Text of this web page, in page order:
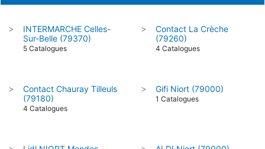
>
INTERMARCHE Celles-
Sur-Belle (79370)
5 Catalogues
>
Contact La Crèche
(79260)
4 Catalogues
>
Contact Chauray Tilleuls
(79180)
4 Catalogues
> Gifi Niort (79000)
1 Catalogues